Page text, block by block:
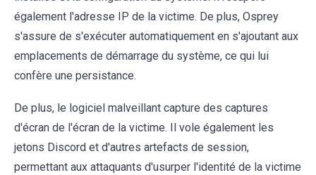
également l'adresse IP de la victime. De plus, Osprey
s'assure de s'exécuter automatiquement en s'ajoutant aux
emplacements de démarrage du système, ce qui lui
confère une persistance.
De plus, le logiciel malveillant capture des captures
d'écran de l'écran de la victime. Il vole également les
jetons Discord et d'autres artefacts de session,
permettant aux attaquants d'usurper l'identité de la victime